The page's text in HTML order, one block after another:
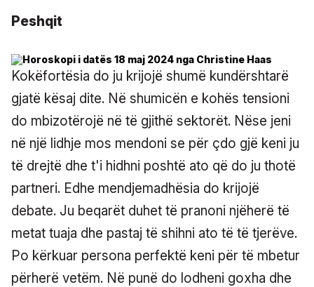
Peshqit
Kokëfortësia do ju krijojë shumë kundërshtarë
gjatë kësaj dite. Në shumicën e kohës tensioni
do mbizotërojë në të gjithë sektorët. Nëse jeni
në një lidhje mos mendoni se për çdo gjë keni ju
të drejtë dhe t'i hidhni poshtë ato që do ju thotë
partneri. Edhe mendjemadhësia do krijojë
debate. Ju beqarët duhet të pranoni njëherë të
metat tuaja dhe pastaj të shihni ato të të tjerëve.
Po kërkuar persona perfektë keni për të mbetur
përherë vetëm. Në punë do lodheni goxha dhe